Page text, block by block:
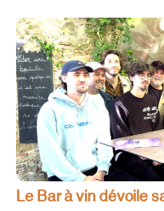
Le Bar à vin dévoile